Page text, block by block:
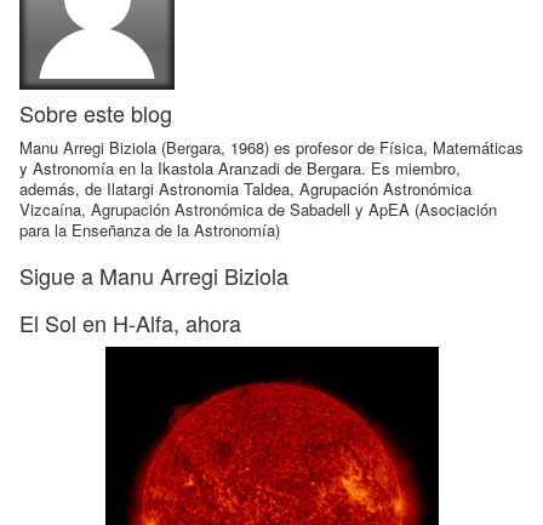
Sobre este blog
Manu Arregi Biziola (Bergara, 1968) es profesor de Física, Matemáticas
y Astronomía en la Ikastola Aranzadi de Bergara. Es miembro,
además, de Ilatargi Astronomia Taldea, Agrupación Astronómica
Vizcaína, Agrupación Astronómica de Sabadell y ApEA (Asociación
para la Enseñanza de la Astronomía)
Sigue a Manu Arregi Biziola
El Sol en H-Alfa, ahora